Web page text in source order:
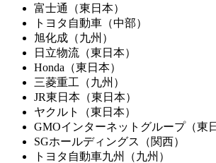
富士通（東日本）
トヨタ自動車（中部）
旭化成（九州）
日立物流（東日本）
Honda（東日本）
三菱重工（九州）
JR東日本（東日本）
ヤクルト（東日本）
GMOインターネットグループ（東
SGホールディングス（関西）
トヨタ自動車九州（九州）